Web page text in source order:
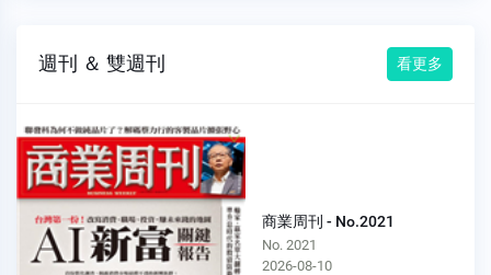
週刊 ＆ 雙週刊 看更多
商業周刊 - No.2021
No. 2021
2026-08-10